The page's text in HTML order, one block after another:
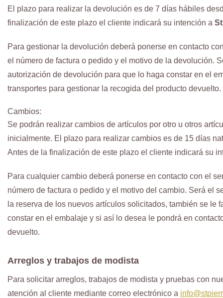
El plazo para realizar la devolución es de 7 días hábiles
finalización de este plazo el cliente indicará su intención a
Para gestionar la devolución deberá ponerse en contacto
el número de factura o pedido y el motivo de la devolución.
autorización de devolución para que lo haga constar en el
transportes para gestionar la recogida del producto devuelto.
Cambios:
Se podrán realizar cambios de artículos por otro u otros
inicialmente. El plazo para realizar cambios es de 15 días
Antes de la finalización de este plazo el cliente indicará su
Para cualquier cambio deberá ponerse en contacto con el
número de factura o pedido y el motivo del cambio. Será el
la reserva de los nuevos artículos solicitados, también se
constar en el embalaje y si así lo desea le pondrá en
devuelto.
Arreglos y trabajos de modista
Para solicitar arreglos, trabajos de modista y pruebas con
atención al cliente mediante correo electrónico a